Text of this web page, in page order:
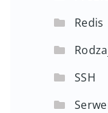
Redis
SSH